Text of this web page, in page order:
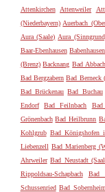
Attenkirchen
Attenweiler
(Niederbayern) Auerbach
Aura (Saale) Aura
Baar-Ebenhausen Babenhausen
(Brenz) Backnang Bad Abbach
Bad Bergzabern Bad Berneck
Bad Brückenau Bad Buchau
Endorf
Bad Feilnbach Bad
Grönenbach Bad Heilbrunn
Kohlgrub Bad Königshofen
Liebenzell Bad Marienberg
Ahrweiler Bad Neustadt
Rippoldsau-Schapbach
Bad
Schussenried Bad Sobernheim